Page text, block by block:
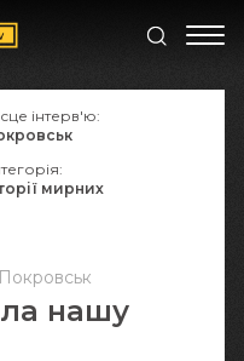
нашу
інтерв'ю:
мирних